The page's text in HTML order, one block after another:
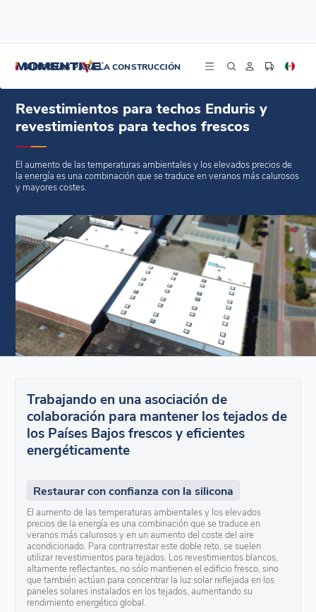
SILICONAS PARA LA CONSTRUCCIÓN
Revestimientos para techos Enduris y revestimientos para techos frescos
Revestimientos para techos Enduris y
revestimientos para techos frescos
El aumento de las temperaturas ambientales y los elevados precios de
la energía es una combinación que se traduce en veranos más calurosos
y mayores costes.
Trabajando en una asociación de
colaboración para mantener los tejados de
los Países Bajos frescos y eficientes
energéticamente
Restaurar con confianza con la silicona
El aumento de las temperaturas ambientales y los elevados
precios de la energía es una combinación que se traduce en
veranos más calurosos y en un aumento del coste del aire
acondicionado. Para contrarrestar este doble reto, se suelen
utilizar revestimientos para tejados. Los revestimientos blancos,
altamente reflectantes, no sólo mantienen el edificio fresco, sino
que también actúan para concentrar la luz solar reflejada en los
paneles solares instalados en los tejados, aumentando su
rendimiento energético global.